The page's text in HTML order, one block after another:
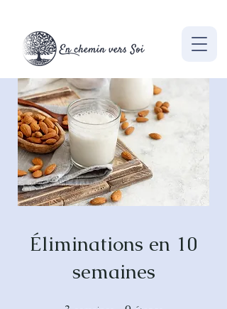
Éliminations en 10
semaines
3 semaines